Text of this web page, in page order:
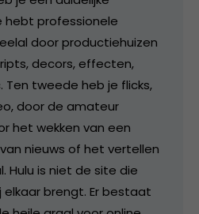
hebt professionele
door productiehuizen
decors, effecten,
tweede heb je flicks,
door de amateur
het wekken van een
nieuws of het vertellen
Hulu is niet de site die
brengt. Er bestaat